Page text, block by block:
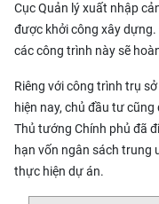
Cục Quản lý xuất nhập
được khởi công xây
các công trình này sẽ
Riêng với công trình trụ
hiện nay, chủ đầu tư
Thủ tướng Chính phủ đã
hạn vốn ngân sách trung
thực hiện dự án.